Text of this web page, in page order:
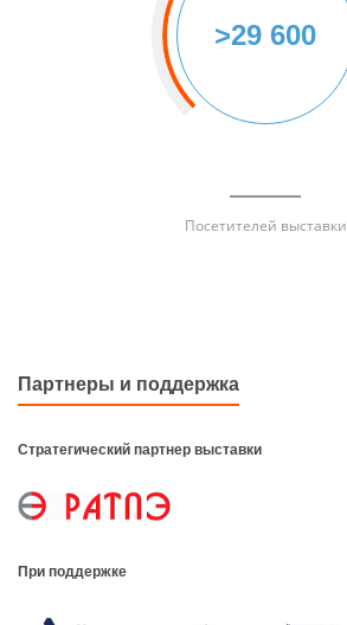
>29 600
Посетителей выставки
Партнеры и поддержка
Стратегический партнер выставки
При поддержке